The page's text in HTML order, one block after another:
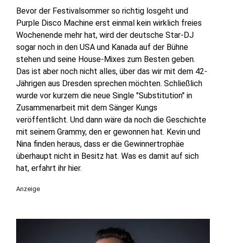
Bevor der Festivalsommer so richtig losgeht und
Purple Disco Machine erst einmal kein wirklich freies
Wochenende mehr hat, wird der deutsche Star-DJ
sogar noch in den USA und Kanada auf der Bühne
stehen und seine House-Mixes zum Besten geben.
Das ist aber noch nicht alles, über das wir mit dem 42-
Jährigen aus Dresden sprechen möchten. Schließlich
wurde vor kurzem die neue Single "Substitution" in
Zusammenarbeit mit dem Sänger Kungs
veröffentlicht. Und dann wäre da noch die Geschichte
mit seinem Grammy, den er gewonnen hat. Kevin und
Nina finden heraus, dass er die Gewinnertrophäe
überhaupt nicht in Besitz hat. Was es damit auf sich
hat, erfahrt ihr hier.
Anzeige